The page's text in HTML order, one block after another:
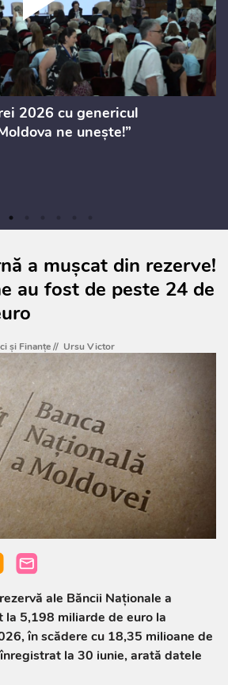
2026 cu genericul
ne unește!”
a mușcat din rezerve!
au fost de peste 24 de
şi Finanţe// Ursu Victor
ale Băncii Naționale a
la 5,198 miliarde de euro la
în scădere cu 18,35 milioane de
la 30 iunie, arată datele